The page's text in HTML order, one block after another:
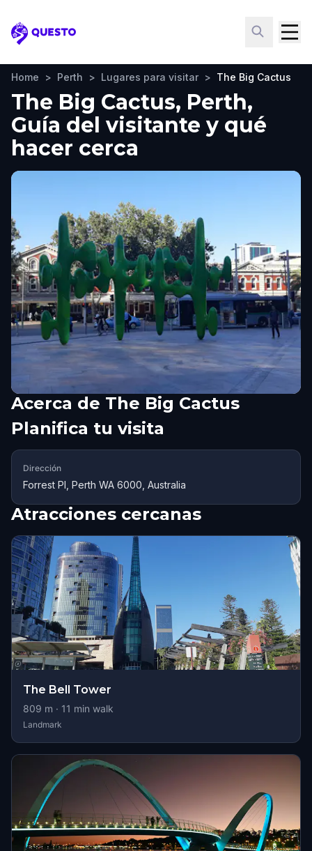
Questo
Home > Perth > Lugares para visitar > The Big Cactus
The Big Cactus, Perth,
Guía del visitante y qué
hacer cerca
Acerca de The Big Cactus
Planifica tu visita
Dirección
Forrest Pl, Perth WA 6000, Australia
Atracciones cercanas
The Bell Tower
809 m · 11 min walk
Landmark